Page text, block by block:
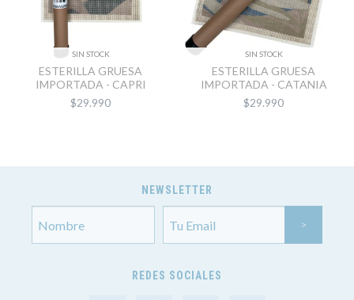
SIN STOCK
ESTERILLA GRUESA
IMPORTADA - CAPRI
$29.990
SIN STOCK
ESTERILLA GRUESA
IMPORTADA - CATANIA
$29.990
NEWSLETTER
REDES SOCIALES